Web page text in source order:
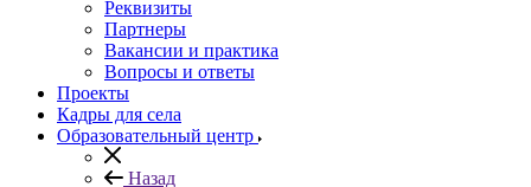
Реквизиты
Партнеры
Вакансии и практика
Вопросы и ответы
Проекты
Кадры для села
Образовательный центр
Назад